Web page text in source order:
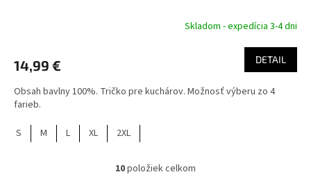
Skladom - expedícia 3-4 dni
14,99 € DETAIL
Obsah bavlny 100%. Tričko pre kuchárov. Možnosť výberu zo 4
farieb.
S M L XL 2XL
O
10položiek celkom